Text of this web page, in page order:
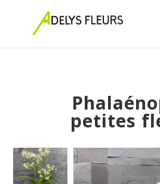
petites